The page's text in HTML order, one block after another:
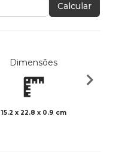
Calcular
Dimensões
15.2 x 22.8 x 0.9 cm